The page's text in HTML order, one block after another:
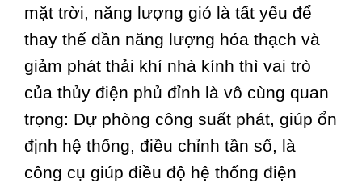
mặt trời, năng lượng gió là tất yếu để
thay thế dần năng lượng hóa thạch và
giảm phát thải khí nhà kính thì vai trò
của thủy điện phủ đỉnh là vô cùng quan
trọng: Dự phòng công suất phát, giúp ổn
định hệ thống, điều chỉnh tần số, là
công cụ giúp điều độ hệ thống điện